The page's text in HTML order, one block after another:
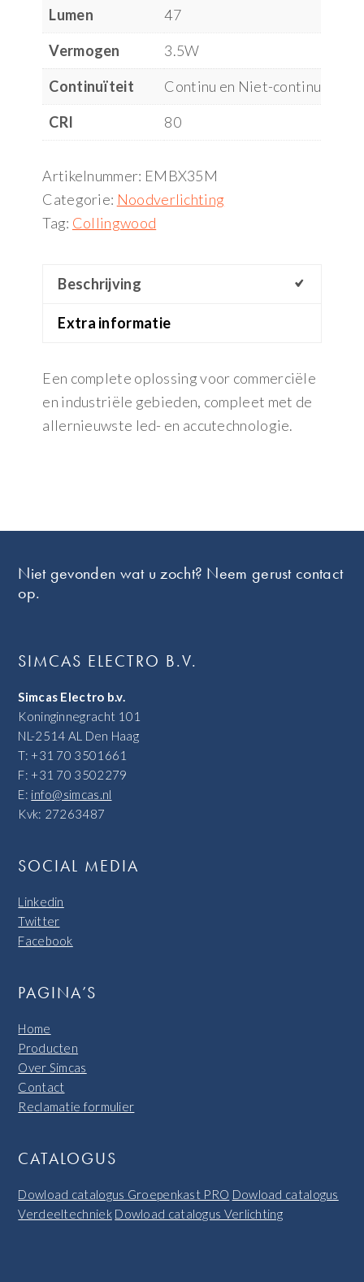
Lumen
47
Vermogen
3.5W
Continuïteit
Continu en Niet-continu
CRI
80
Artikelnummer: EMBX35M
Categorie: Noodverlichting
Tag: Collingwood
Beschrijving
Extra informatie
Een complete oplossing voor commerciële
en industriële gebieden, compleet met de
allernieuwste led- en accutechnologie.
Niet gevonden wat u zocht? Neem gerust contact
op.
SIMCAS ELECTRO B.V.
Simcas Electro b.v.
Koninginnegracht 101
NL-2514 AL Den Haag
T: +31 70 3501661
F: +31 70 3502279
E: info@simcas.nl
Kvk: 27263487
SOCIAL MEDIA
Linkedin
Twitter
Facebook
PAGINA’S
Home
Producten
Over Simcas
Contact
Reclamatie formulier
CATALOGUS
Dowload catalogus Groepenkast PRO Dowload catalogus
Verdeeltechniek Dowload catalogus Verlichting